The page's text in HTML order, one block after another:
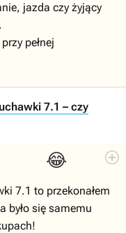
jazda czy żyjący
pełnej
7.1 – czy
😂
7.1 to przekonałem
było się samemu